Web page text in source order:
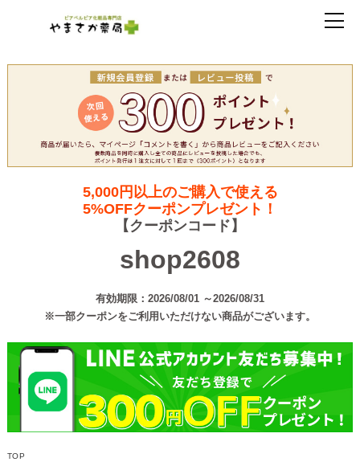
5,000円以上のご購入で使える
5%OFFクーポンプレゼント！
【クーポンコード】
shop2608
有効期限：2026/08/01 ～2026/08/31
※一部クーポンをご利用いただけない商品がございます。
TOP